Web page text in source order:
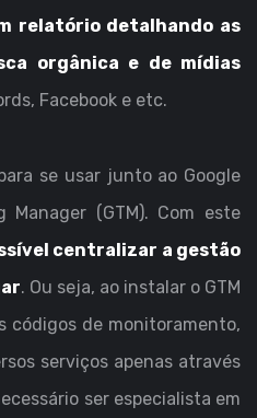
relatório detalhando as
orgânica e de mídias
Facebook e etc.
se usar junto ao Google
(GTM). Com este
centralizar a gestão
. Ou seja, ao instalar o GTM
códigos de monitoramento,
serviços apenas através
ser especialista em